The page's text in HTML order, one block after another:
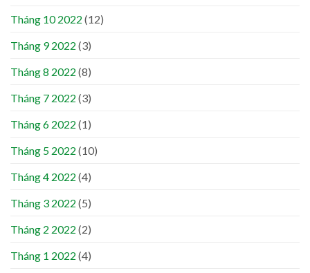
Tháng 10 2022 (12)
Tháng 9 2022 (3)
Tháng 8 2022 (8)
Tháng 7 2022 (3)
Tháng 6 2022 (1)
Tháng 5 2022 (10)
Tháng 4 2022 (4)
Tháng 3 2022 (5)
Tháng 2 2022 (2)
Tháng 1 2022 (4)